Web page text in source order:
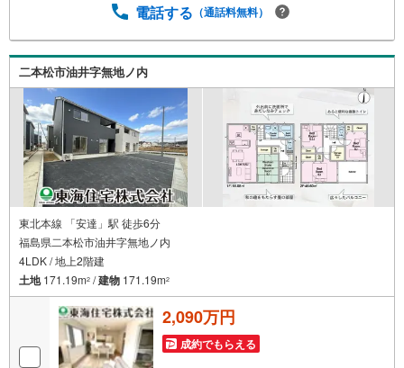
もまずはお気軽にご相談下さい。 ご予算や自己資金、ロ
す。東海住宅 郡山支店営業時間 9:30～18:30（定休日:
火・水）お電話でのお問い合わせがスムーズにご案内でき
ます。また、見学予約ボタンより現地のご案内も可能で
す。＝＝＝＝＝＝＝＝＝＝＝＝
電話する （通話料無料）
二本松市油井字無地ノ内
東北本線 「安達」駅 徒歩6分
福島県二本松市油井字無地ノ内
4LDK / 地上2階建
土地171.19m2 /建物 171.19m2
2,090万円
成約でもらえる